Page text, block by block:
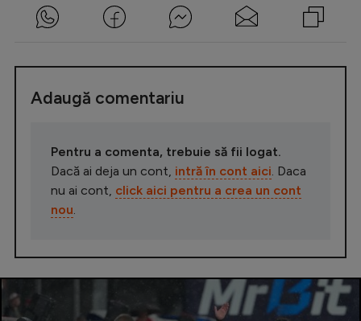
Adaugă comentariu
Pentru a comenta, trebuie să fii logat.
Dacă ai deja un cont, intră în cont aici. Daca
nu ai cont, click aici pentru a crea un cont
nou.